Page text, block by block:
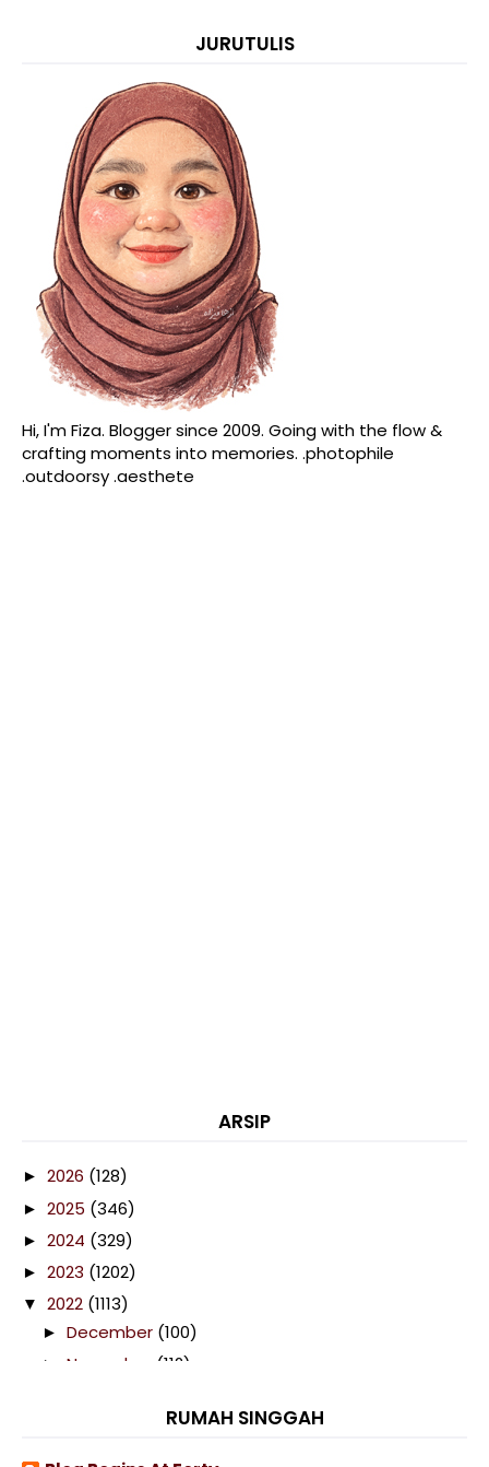
JURUTULIS
Hi, I'm Fiza. Blogger since 2009. Going with the flow &
crafting moments into memories. .photophile
.outdoorsy .aesthete
ARSIP
► 2026 (128)
► 2025 (346)
► 2024 (329)
► 2023 (1202)
▼ 2022 (1113)
► December (100)
► November (112)
(103)
▼ August
(74)
RUMAH SINGGAH